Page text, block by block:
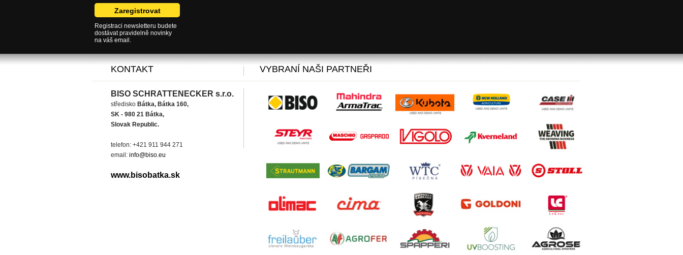
Registraci newsletteru budete
dostávat pravidelně novinky
na váš email.
KONTAKT
BISO SCHRATTENECKER s.r.o.
středisko Bátka, Bátka 160,
SK - 980 21 Bátka,
Slovak Republic.
telefon: +421 911 944 271
email: info@biso.eu
www.bisobatka.sk
VYBRANÍ NAŠI PARTNEŘI